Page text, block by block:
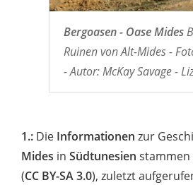
Bergoasen - Oase Mides
Ruinen von Alt-Mides -
- Autor: McKay Savage -
1.: Die Informationen zur
Mides in Südtunesien stammen
(CC BY-SA 3.0), zuletzt